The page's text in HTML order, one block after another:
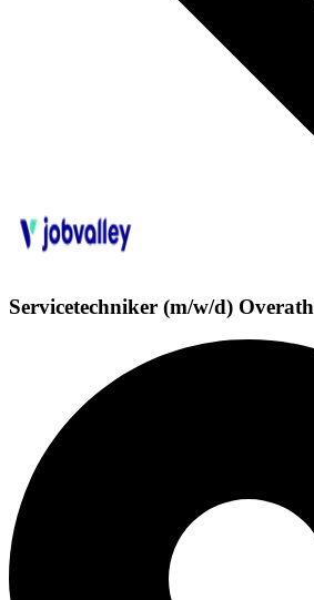
Servicetechniker (m/w/d) Overath